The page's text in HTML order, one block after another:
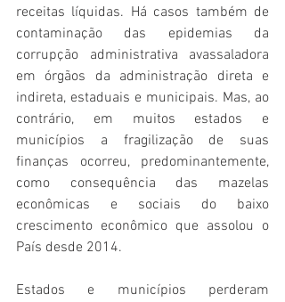
receitas líquidas. Há casos também de
contaminação das epidemias da
corrupção administrativa avassaladora
em órgãos da administração direta e
indireta, estaduais e municipais. Mas, ao
contrário, em muitos estados e
municípios a fragilização de suas
finanças ocorreu, predominantemente,
como consequência das mazelas
econômicas e sociais do baixo
crescimento econômico que assolou o
País desde 2014.
Estados e municípios perderam